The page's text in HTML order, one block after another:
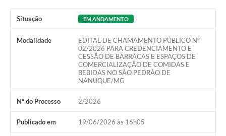
Situação EM ANDAMENTO
Modalidade
EDITAL DE CHAMAMENTO PÚBLICO Nº
02/2026 PARA CREDENCIAMENTO E
CESSÃO DE BARRACAS E ESPAÇOS DE
COMERCIALIZAÇÃO DE COMIDAS E
BEBIDAS NO SÃO PEDRÃO DE
NANUQUE/MG
Nº do Processo 2/2026
Publicado em 19/06/2026 às 16h05